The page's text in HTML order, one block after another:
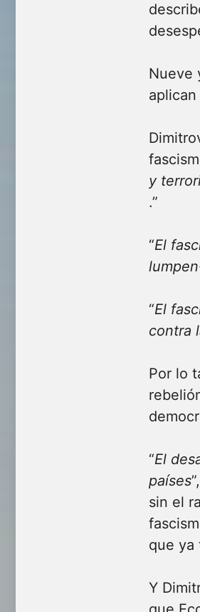
Nueve
y
.”
“El
“El
contra
Por lo
“El
países
sin el
que ya
Y